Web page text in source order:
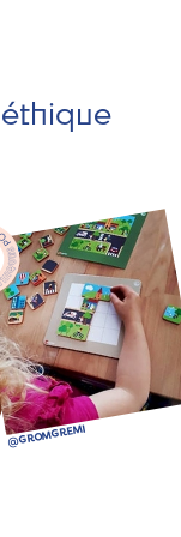
des jeux de
plein air, ... et